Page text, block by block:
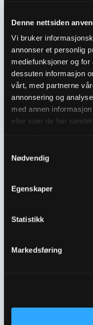
Denne nettsiden
Vi bruker
annonser et personlig
mediefunksjoner og
dessuten informasjon
vårt, med partnerne
annonsering og
med annen
eller som de har
Nødvendig
Egenskaper
Statistikk
Markedsføring
TILBAKESLAGSVENTIL
DN065 402B
5543081
DN100 402B